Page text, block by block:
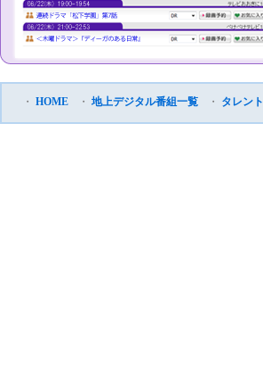
・ HOME ・ 地上デジタル番組一覧 ・ タレン